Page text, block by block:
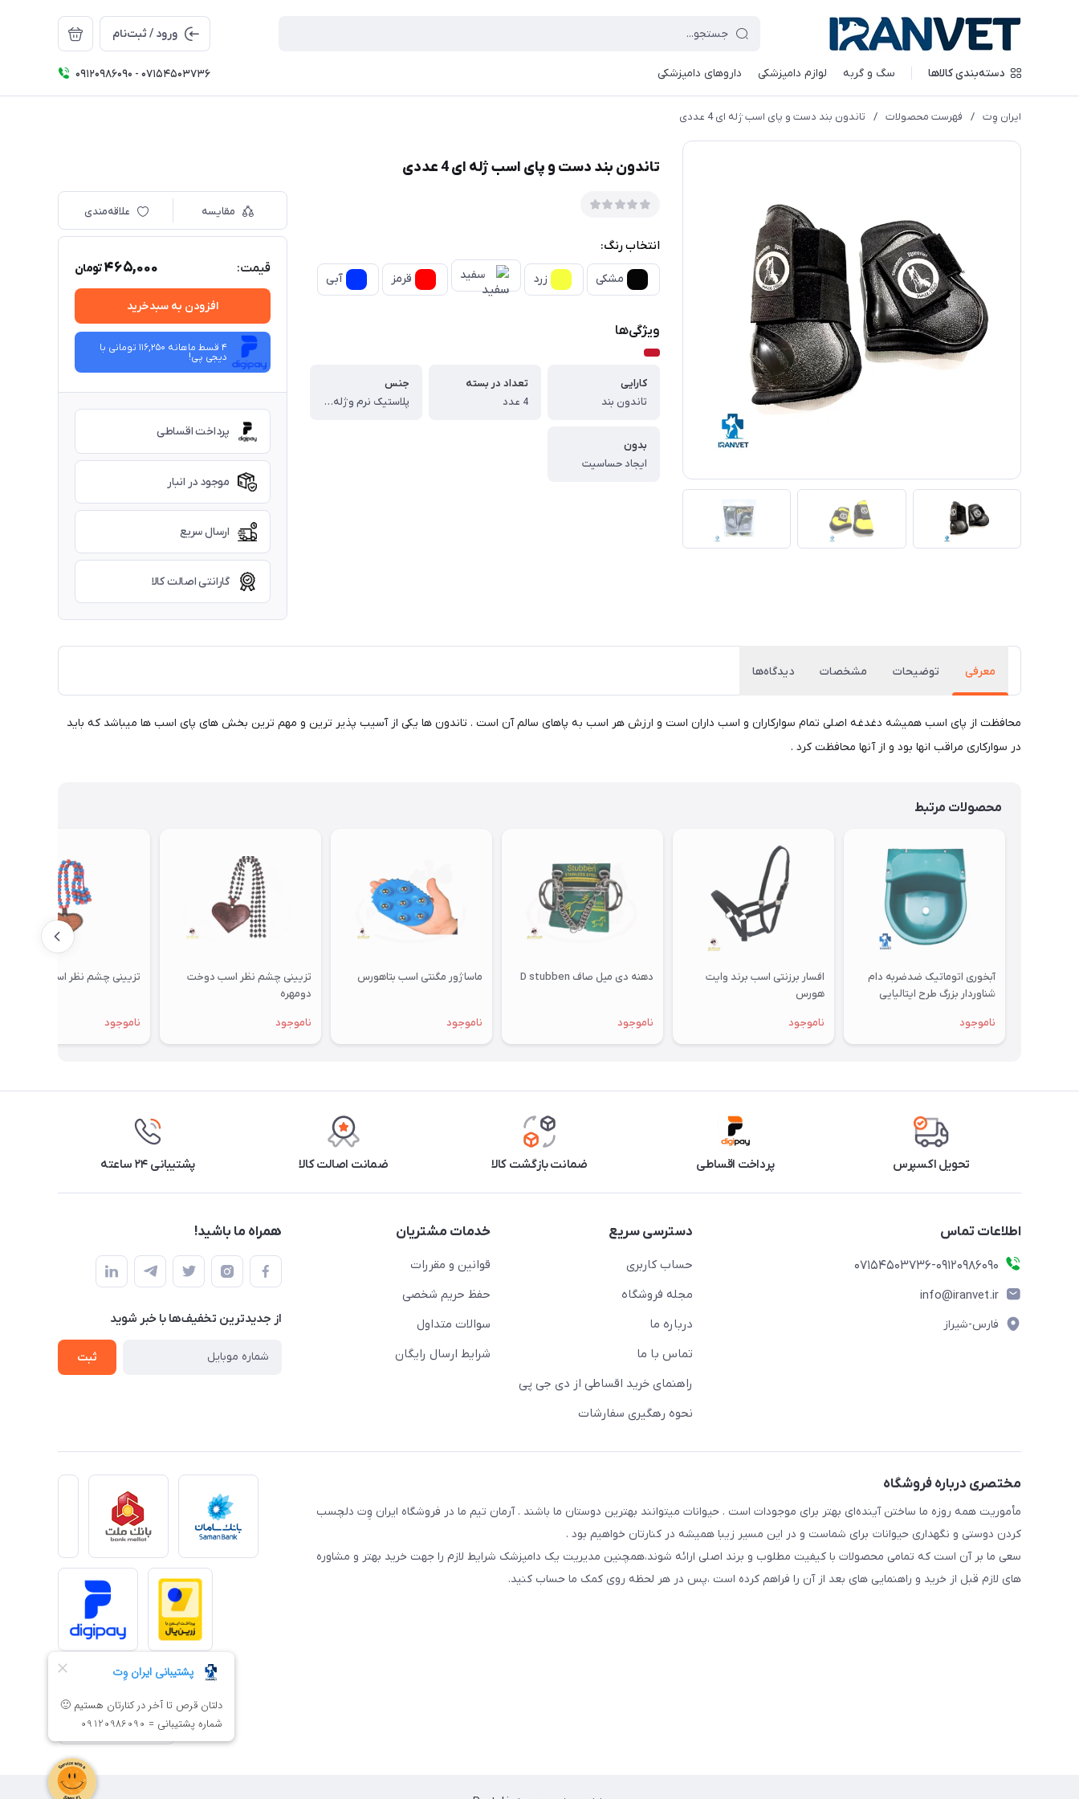
ورود / ثبت‌نام
دسته‌بندی کالاها سگ و گربه لوازم دامپزشکی داروهای دامپزشکی 09120986090 - 07154503736
ایران وِت / فهرست محصولات / تاندون بند دست و پای اسب ژله ای 4 عددی
تاندون بند دست و پای اسب ژله ای 4 عددی
انتخاب رنگ:
مشکی زرد سفید قرمز آبی
ویژگی‌ها
کارایی
تاندون بند
تعداد در بسته
4 عدد
جنس
پلاستیک نرم وژله ای
بدون
ایجاد حساسیت
مقایسه علاقه‌مندی
قیمت: 465,000تومان
افزودن به سبدخرید
4 قسط ماهانه 116,250 تومانی با
دیجی ‌پی!
پرداخت اقساطی
موجود در انبار
ارسال سریع
گارانتی اصالت کالا
معرفی توضیحات مشخصات دیدگاه‌ها
محافظت از پای اسب همیشه دغدغه اصلی تمام سوارکاران و اسب داران است و ارزش هر اسب به پاهای سالم آن است . تاندون ها یکی از آسیب پذیر ترین و مهم ترین بخش های پای اسب ها میباشد که باید
در سوارکاری مراقب انها بود و از آنها محافظت کرد .
محصولات مرتبط
آبخوری اتوماتیک ضدضربه دام
شناوردار بزرگ طرح ایتالیایی
ناموجود
افسار برزنتی اسب برند وایت
هورس
ناموجود
دهنه دی میل صاف D stubben
ناموجود
ماساژور مگنتی اسب بتاهورس
ناموجود
تزیینی چشم نظر اسب دوخت
دومهره
ناموجود
تزیینی چشم نظر اسب دومهره
ناموجود
تحویل اکسپرس پرداخت اقساطی ضمانت بازگشت کالا ضمانت اصالت کالا پشتیبانی ۲۴ ساعته
اطلاعات تماس
07154503736-09120986090
info@iranvet.ir
فارس-شیراز
دسترسی سریع
حساب کاربری
مجله فروشگاه
درباره ما
تماس با ما
راهنمای خرید اقساطی از دی جی پی
نحوه رهگیری سفارشات
خدمات مشتریان
قوانین و مقررات
حفظ حریم شخصی
سوالات متداول
شرایط ارسال رایگان
همراه ما باشید!
از جدید‌ترین تخفیف‌ها با‌ خبر شوید
ثبت
مختصری درباره فروشگاه
مأموریت همه روزه ما ساختن آینده‌ای بهتر برای موجودات است . حیوانات میتوانند بهترین دوستان ما باشند . آرمان تیم ما در فروشگاه ایران وِت دلچسب
کردن دوستی و نگهداری حیوانات برای شماست و در این مسیر زیبا همیشه در کنارتان خواهیم بود .
سعی ما بر آن است که تمامی محصولات با کیفیت مطلوب و برند اصلی ارائه شوند،همچنین مدیریت یک دامپزشک شرایط لازم را جهت خرید بهتر و مشاوره
های لازم قبل از خرید و راهنمایی های بعد از آن را فراهم کرده است ،پس در هر لحظه روی کمک ما حساب کنید.